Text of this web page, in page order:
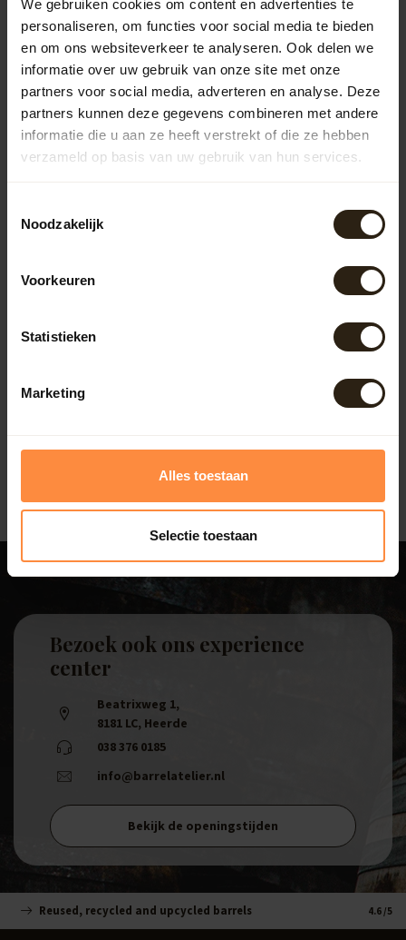
We gebruiken cookies om content en advertenties te
personaliseren, om functies voor social media te bieden
en om ons websiteverkeer te analyseren. Ook delen we
informatie over uw gebruik van onze site met onze
partners voor social media, adverteren en analyse. Deze
partners kunnen deze gegevens combineren met andere
informatie die u aan ze heeft verstrekt of die ze hebben
verzameld op basis van uw gebruik van hun services.
Noodzakelijk
Voorkeuren
Statistieken
Marketing
Alles toestaan
Selectie toestaan
natuurlijke uitstraling en passen goed in traditionele
tuinen. Zinken regentonnen hebben een industriële look
en zijn duurzaam. Kunststof regentonnen zijn
lichtgewicht en onderhoudsvriendelijk, ideaal voor
moderne tuinen.
Houten regentonnen
Onze houten regentonnen zijn vervaardigd uit
Zinken regentonnen zijn robuust en roestbestendig. Ze
voegen een stoer element toe aan je tuin en hebben een
investering zijn.
Regentonnen uitgerust met een pomp of kraan verhogen
het gebruiksgemak. Ze maken het eenvoudig om een
Bezoek ook ons experience
center
Beatrixweg 1,
8181 LC, Heerde
038 376 0185
info@barrelatelier.nl
Bekijk de openingstijden
Reused, recycled and upcycled barrels 4.6 /5